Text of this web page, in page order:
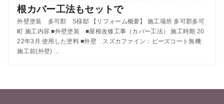
根カバー工法もセットで
外壁塗装 多可郡 S様邸 【リフォーム概要】 施工場所 多可郡多可
町 施工内容 ■外壁塗装 ■屋根改修工事（カバー工法） 施工時期 20
22年3月 使用した塗料 ■外壁 スズカファイン：ビーズコート無機
施工前(外壁) ...